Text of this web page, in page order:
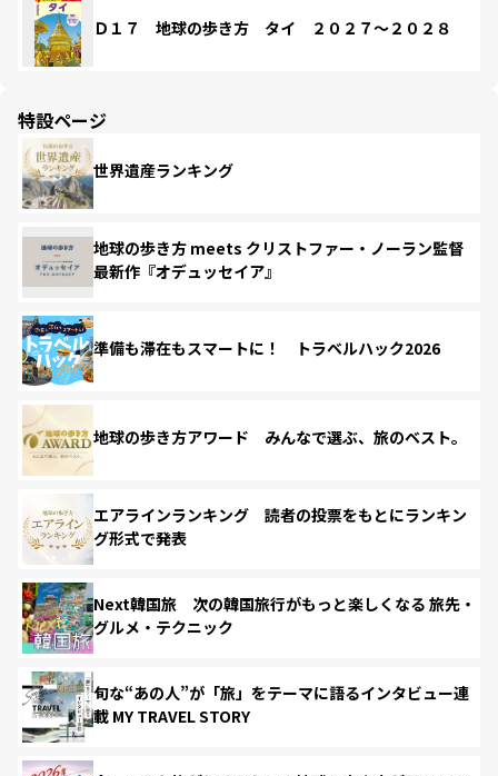
Ｄ１７ 地球の歩き方 タイ ２０２７～２０２８
特設ページ
世界遺産ランキング
地球の歩き方 meets クリストファー・ノーラン監督
最新作『オデュッセイア』
準備も滞在もスマートに！ トラベルハック2026
地球の歩き方アワード みんなで選ぶ、旅のベスト。
エアラインランキング 読者の投票をもとにランキン
グ形式で発表
Next韓国旅 次の韓国旅行がもっと楽しくなる 旅先・
グルメ・テクニック
旬な“あの人”が「旅」をテーマに語るインタビュー連
載 MY TRAVEL STORY